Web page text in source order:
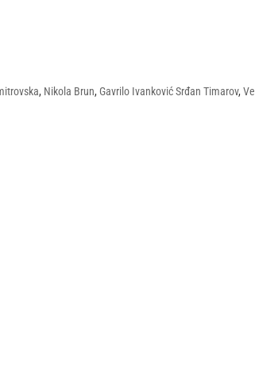
, Nikola Brun, Gavrilo Ivanković Srđan Timarov,